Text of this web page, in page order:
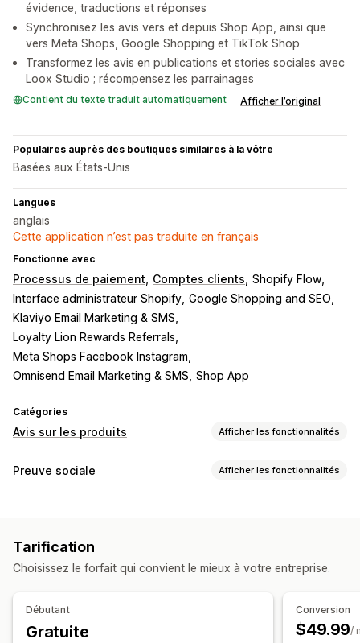
évidence, traductions et réponses
Synchronisez les avis vers et depuis Shop App, ainsi que
vers Meta Shops, Google Shopping et TikTok Shop
Transformez les avis en publications et stories sociales avec
Loox Studio ; récompensez les parrainages
Contient du texte traduit automatiquement Afficher l’original
Populaires auprès des boutiques similaires à la vôtre
Basées aux États-Unis
Langues
anglais
Cette application n’est pas traduite en français
Fonctionne avec
Processus de paiement Comptes clients Shopify Flow
Interface administrateur Shopify Google Shopping and SEO
Klaviyo Email Marketing & SMS
Loyalty Lion Rewards Referrals
Meta Shops Facebook Instagram
Omnisend Email Marketing & SMS Shop App
Catégories
Avis sur les produits Afficher les fonctionnalités
Options d’affichage
Onglets ou barres latérales
Meilleurs avis
Caractéristiques des avis
Extraits enrichis
Preuve sociale Afficher les fonctionnalités
Analyses de données
Tarification
Choisissez le forfait qui convient le mieux à votre entreprise.
Débutant
Gratuite
Conversion
$49.99/